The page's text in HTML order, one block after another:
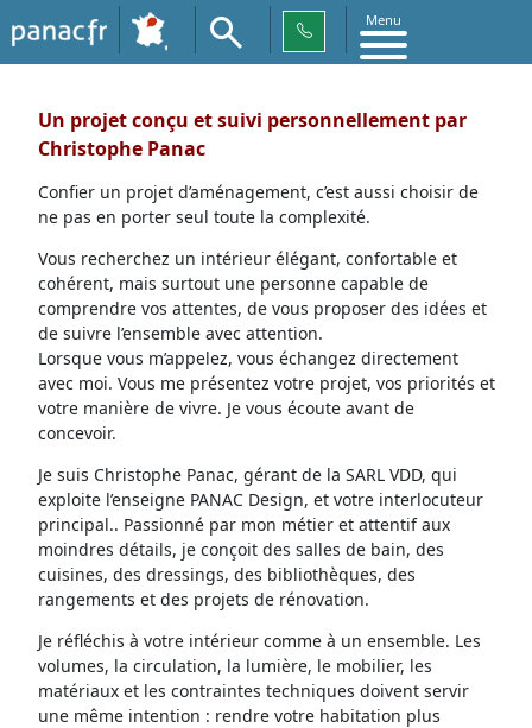
Menu
Un projet conçu et suivi personnellement par
Christophe Panac
Confier un projet d’aménagement, c’est aussi choisir de
ne pas en porter seul toute la complexité.
Vous recherchez un intérieur élégant, confortable et
cohérent, mais surtout une personne capable de
comprendre vos attentes, de vous proposer des idées et
de suivre l’ensemble avec attention.
Lorsque vous m’appelez, vous échangez directement
avec moi. Vous me présentez votre projet, vos priorités et
votre manière de vivre. Je vous écoute avant de
concevoir.
Je suis Christophe Panac, gérant de la SARL VDD, qui
exploite l’enseigne PANAC Design, et votre interlocuteur
principal.. Passionné par mon métier et attentif aux
moindres détails, je conçoit des salles de bain, des
cuisines, des dressings, des bibliothèques, des
rangements et des projets de rénovation.
Je réfléchis à votre intérieur comme à un ensemble. Les
volumes, la circulation, la lumière, le mobilier, les
matériaux et les contraintes techniques doivent servir
une même intention : rendre votre habitation plus